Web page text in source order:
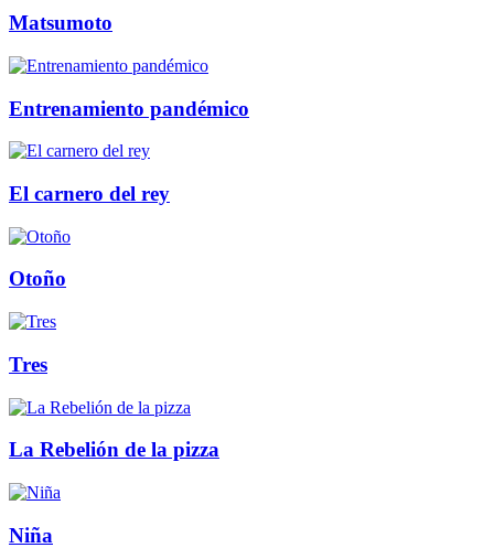
Matsumoto
Entrenamiento pandémico
El carnero del rey
Otoño
Tres
La Rebelión de la pizza
Niña